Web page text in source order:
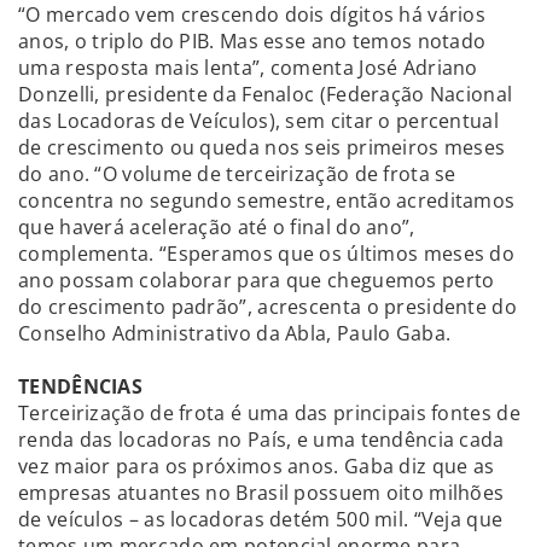
“O mercado vem crescendo dois dígitos há vários
anos, o triplo do PIB. Mas esse ano temos notado
uma resposta mais lenta”, comenta José Adriano
Donzelli, presidente da Fenaloc (Federação Nacional
das Locadoras de Veículos), sem citar o percentual
de crescimento ou queda nos seis primeiros meses
do ano. “O volume de terceirização de frota se
concentra no segundo semestre, então acreditamos
que haverá aceleração até o final do ano”,
complementa. “Esperamos que os últimos meses do
ano possam colaborar para que cheguemos perto
do crescimento padrão”, acrescenta o presidente do
Conselho Administrativo da Abla, Paulo Gaba.
TENDÊNCIAS
Terceirização de frota é uma das principais fontes de
renda das locadoras no País, e uma tendência cada
vez maior para os próximos anos. Gaba diz que as
empresas atuantes no Brasil possuem oito milhões
de veículos – as locadoras detém 500 mil. “Veja que